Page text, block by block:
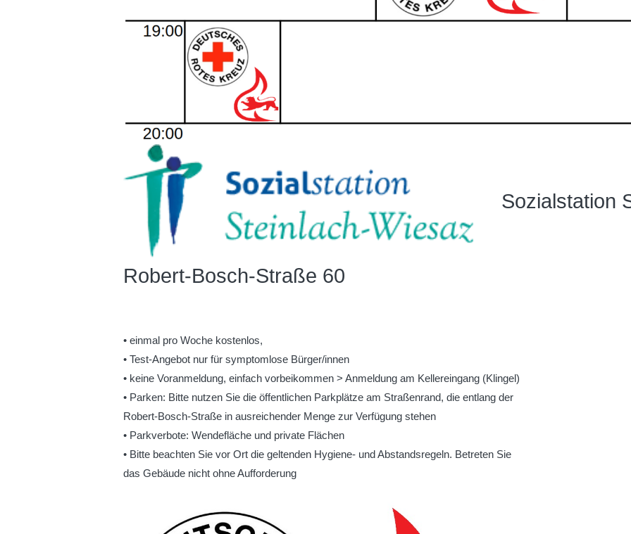
Sozialstation
Robert-Bosch-Straße 60
• einmal pro Woche kostenlos,
• Test-Angebot nur für symptomlose Bürger/innen
• keine Voranmeldung, einfach vorbeikommen > Anmeldung am Kellereingang (Klingel)
• Parken: Bitte nutzen Sie die öffentlichen Parkplätze am Straßenrand, die entlang der
Robert-Bosch-Straße in ausreichender Menge zur Verfügung stehen
• Parkverbote: Wendefläche und private Flächen
• Bitte beachten Sie vor Ort die geltenden Hygiene- und Abstandsregeln. Betreten Sie
das Gebäude nicht ohne Aufforderung